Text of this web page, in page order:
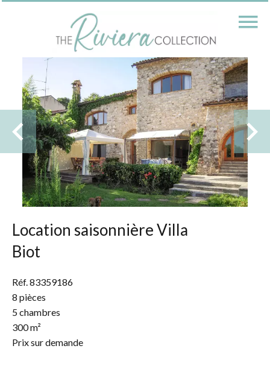
Location saisonnière Villa
Biot
Réf. 83359186
8 pièces
5 chambres
300 m²
Prix sur demande